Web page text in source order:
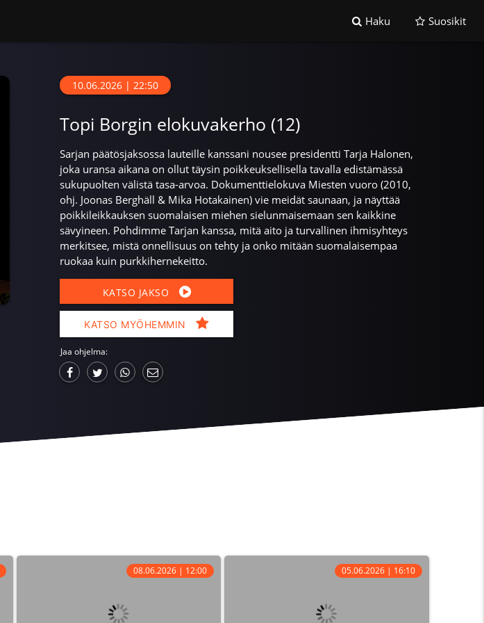
Haku Suosikit
10.06.2026 | 22:50
Topi Borgin elokuvakerho (12)
Sarjan päätösjaksossa lauteille kanssani nousee presidentti Tarja Halonen,
joka uransa aikana on ollut täysin poikkeuksellisella tavalla edistämässä
sukupuolten välistä tasa-arvoa. Dokumenttielokuva Miesten vuoro (2010,
ohj. Joonas Berghäll & Mika Hotakainen) vie meidät saunaan, ja näyttää
poikkileikkauksen suomalaisen miehen sielunmaisemaan sen kaikkine
sävyineen. Pohdimme Tarjan kanssa, mitä aito ja turvallinen ihmisyhteys
merkitsee, mistä onnellisuus on tehty ja onko mitään suomalaisempaa
ruokaa kuin purkkihernekeitto.
KATSO JAKSO
KATSO MYÖHEMMIN
Jaa ohjelma:
08.06.2026 | 12:00 05.06.2026 | 16:10